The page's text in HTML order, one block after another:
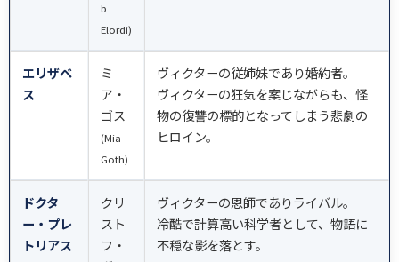
b
Elordi)
エリザベ
ス
ミ
ア・
ゴス
(Mia
Goth)
ヴィクターの従姉妹であり婚約者。
ヴィクターの狂気を案じながらも、怪
物の復讐の標的となってしまう悲劇の
ヒロイン。
ドクタ
ー・プレ
トリアス
クリ
スト
フ・
ヴィクターの恩師でありライバル。
冷酷で計算高い科学者として、物語に
不穏な影を落とす。